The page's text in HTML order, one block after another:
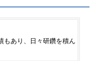
もあり、日々研鑽を積ん